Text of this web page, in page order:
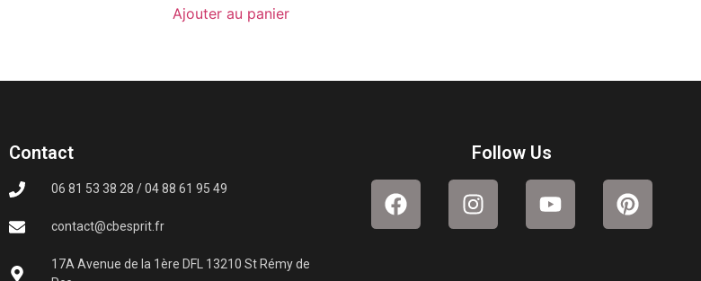
Ajouter au panier
Contact
06 81 53 38 28 / 04 88 61 95 49
contact@cbesprit.fr
17A Avenue de la 1ère DFL 13210 St Rémy de
Follow Us